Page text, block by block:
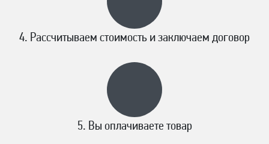
Рассчитываем стоимость и заключаем договор
Вы оплачиваете товар